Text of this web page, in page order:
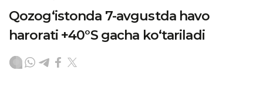
Qozog‘istonda 7-avgustda havo
harorati +40°S gacha ko‘tariladi